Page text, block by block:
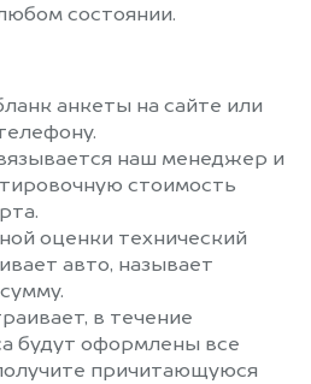
состоянии.
анкеты на сайте или
наш менеджер и
стоимость
оценки технический
авто, называет
в течение
будут оформлены все
причитающуюся